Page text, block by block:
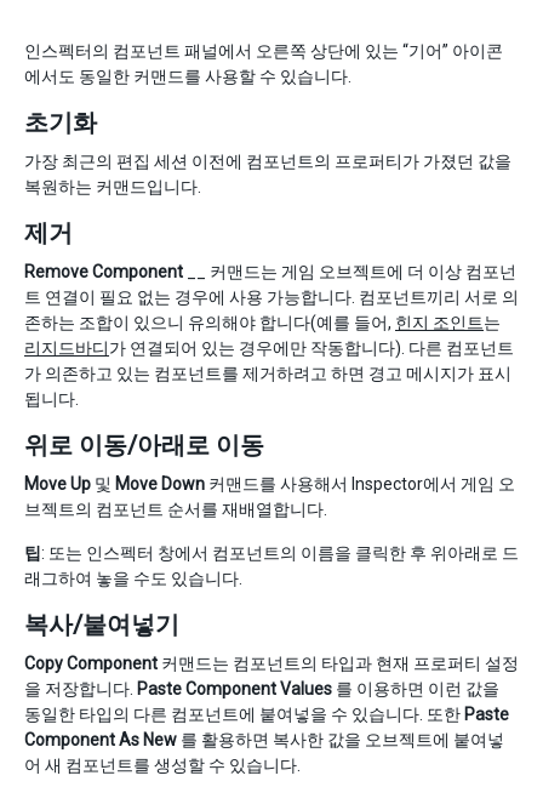
인스펙터의 컴포넌트 패널에서 오른쪽 상단에 있는 “기어” 아이콘
에서도 동일한 커맨드를 사용할 수 있습니다.
초기화
가장 최근의 편집 세션 이전에 컴포넌트의 프로퍼티가 가졌던 값을
복원하는 커맨드입니다.
제거
Remove Component __ 커맨드는 게임 오브젝트에 더 이상 컴포넌
트 연결이 필요 없는 경우에 사용 가능합니다. 컴포넌트끼리 서로 의
존하는 조합이 있으니 유의해야 합니다(예를 들어, 힌지 조인트는
리지드바디가 연결되어 있는 경우에만 작동합니다). 다른 컴포넌트
가 의존하고 있는 컴포넌트를 제거하려고 하면 경고 메시지가 표시
됩니다.
위로 이동/아래로 이동
Move Up 및 Move Down 커맨드를 사용해서 Inspector에서 게임 오
브젝트의 컴포넌트 순서를 재배열합니다.
팁: 또는 인스펙터 창에서 컴포넌트의 이름을 클릭한 후 위아래로 드
래그하여 놓을 수도 있습니다.
복사/붙여넣기
Copy Component 커맨드는 컴포넌트의 타입과 현재 프로퍼티 설정
을 저장합니다. Paste Component Values 를 이용하면 이런 값을
동일한 타입의 다른 컴포넌트에 붙여넣을 수 있습니다. 또한 Paste
Component As New 를 활용하면 복사한 값을 오브젝트에 붙여넣
어 새 컴포넌트를 생성할 수 있습니다.